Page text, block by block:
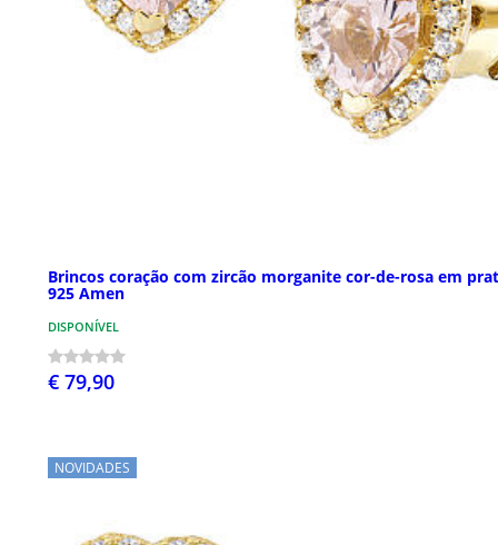
Brincos coração com zircão morganite cor-de-rosa em
925 Amen
DISPONÍVEL
€ 79,90
NOVIDADES